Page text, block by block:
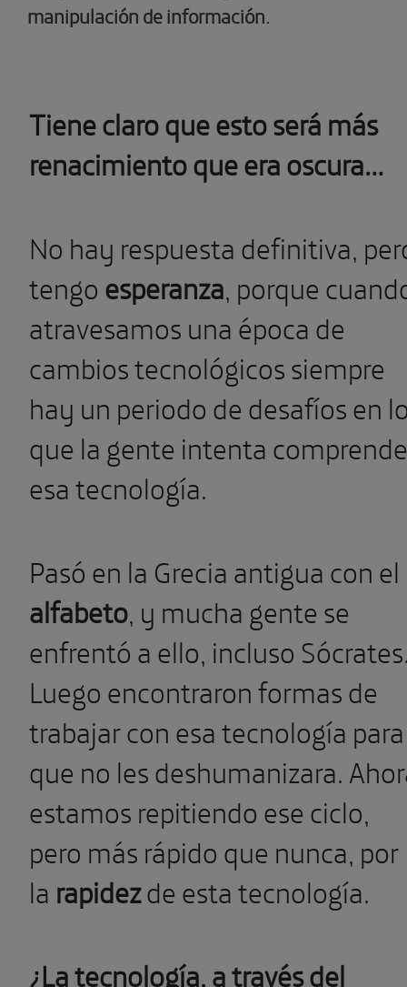
manipulación de información.
Tiene claro que esto será más
renacimiento que era oscura…
No hay respuesta definitiva,
tengoesperanza, porque
atravesamos una época de
cambios tecnológicos siempre
hay un periodo de desafíos en
que la gente intenta
esa tecnología.
Pasó en la Grecia antigua con el
alfabeto, y mucha gente se
enfrentó a ello, incluso
Luego encontraron formas de
trabajar con esa tecnología para
que no les deshumanizara.
estamos repitiendo ese ciclo,
pero más rápido que nunca, por
la rapidezde esta tecnología.
¿La tecnología, a través del